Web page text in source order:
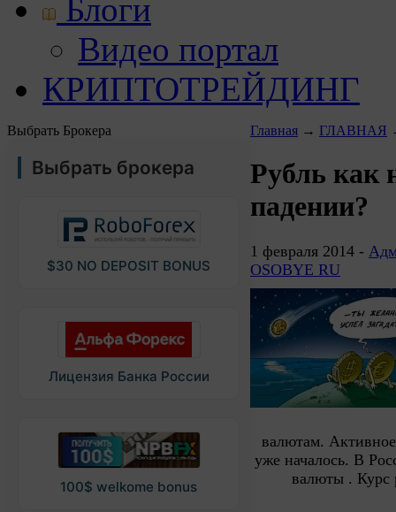
Блоги
Видео портал
КРИПТОТРЕЙДИНГ
Выбрать Брокера
Выбрать брокера
$30 NO DEPOSIT BONUS
Лицензия Банка России
100$ welkome bonus
Главная → ГЛАВНАЯ
Рубль как
падении?
1 февраля 2014 -
OSOBYE RU
валютам.
уже началось. В
валюты. Курс